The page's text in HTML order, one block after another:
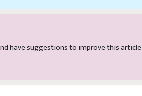
have suggestions to improve this